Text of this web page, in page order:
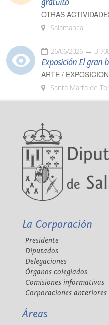
gratuito
OTRAS
Salamanca
26/06/2026 31/
Exposición El gran
ARTE /
Santa Marta de
La Corporación
Presidente
Diputados
Delegaciones
Órganos colegiados
Comisiones informativas
Corporaciones anteriores
Áreas